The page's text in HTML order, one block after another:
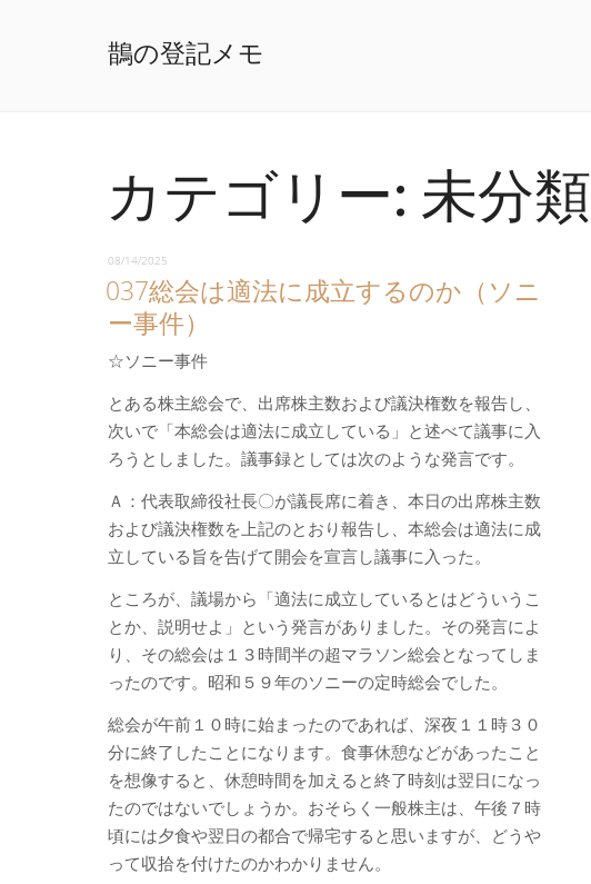
鵲の登記メモ
カテゴリー: 未分類
08/14/2025
037総会は適法に成立するのか（ソニ
ー事件）
☆ソニー事件
とある株主総会で、出席株主数および議決権数を報告し、
次いで「本総会は適法に成立している」と述べて議事に入
ろうとしました。議事録としては次のような発言です。
Ａ：代表取締役社長〇が議長席に着き、本日の出席株主数
および議決権数を上記のとおり報告し、本総会は適法に成
立している旨を告げて開会を宣言し議事に入った。
ところが、議場から「適法に成立しているとはどういうこ
とか、説明せよ」という発言がありました。その発言によ
り、その総会は１３時間半の超マラソン総会となってしま
ったのです。昭和５９年のソニーの定時総会でした。
総会が午前１０時に始まったのであれば、深夜１１時３０
分に終了したことになります。食事休憩などがあったこと
を想像すると、休憩時間を加えると終了時刻は翌日になっ
たのではないでしょうか。おそらく一般株主は、午後７時
頃には夕食や翌日の都合で帰宅すると思いますが、どうや
って収拾を付けたのかわかりません。